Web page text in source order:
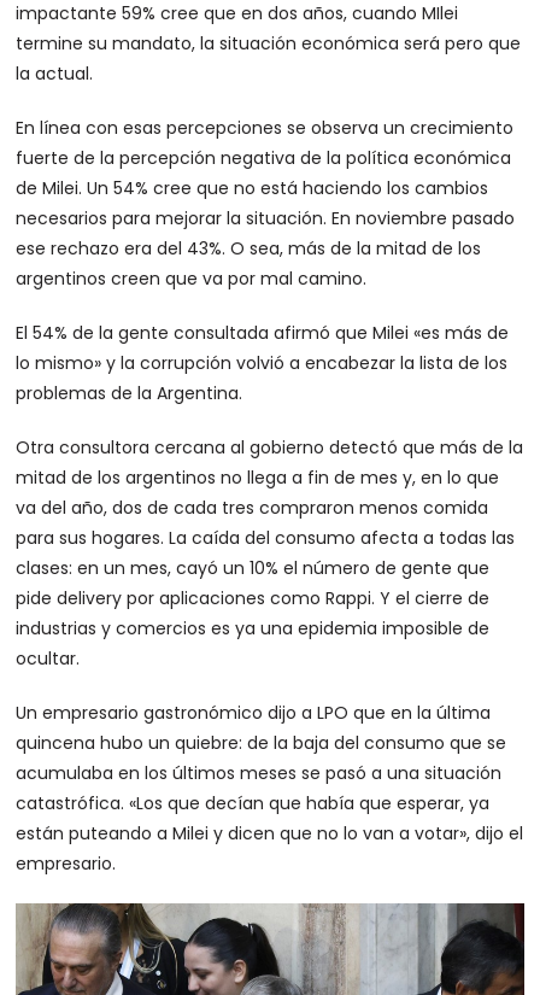
impactante 59% cree que en dos años, cuando MIlei
termine su mandato, la situación económica será pero que
la actual.
En línea con esas percepciones se observa un crecimiento
fuerte de la percepción negativa de la política económica
de Milei. Un 54% cree que no está haciendo los cambios
necesarios para mejorar la situación. En noviembre pasado
ese rechazo era del 43%. O sea, más de la mitad de los
argentinos creen que va por mal camino.
El 54% de la gente consultada afirmó que Milei «es más de
lo mismo» y la corrupción volvió a encabezar la lista de los
problemas de la Argentina.
Otra consultora cercana al gobierno detectó que más de la
mitad de los argentinos no llega a fin de mes y, en lo que
va del año, dos de cada tres compraron menos comida
para sus hogares. La caída del consumo afecta a todas las
clases: en un mes, cayó un 10% el número de gente que
pide delivery por aplicaciones como Rappi. Y el cierre de
industrias y comercios es ya una epidemia imposible de
ocultar.
Un empresario gastronómico dijo a LPO que en la última
quincena hubo un quiebre: de la baja del consumo que se
acumulaba en los últimos meses se pasó a una situación
catastrófica. «Los que decían que había que esperar, ya
están puteando a Milei y dicen que no lo van a votar», dijo el
empresario.